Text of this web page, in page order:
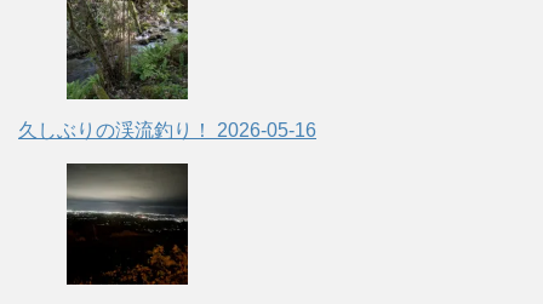
久しぶりの渓流釣り！ 2026-05-16